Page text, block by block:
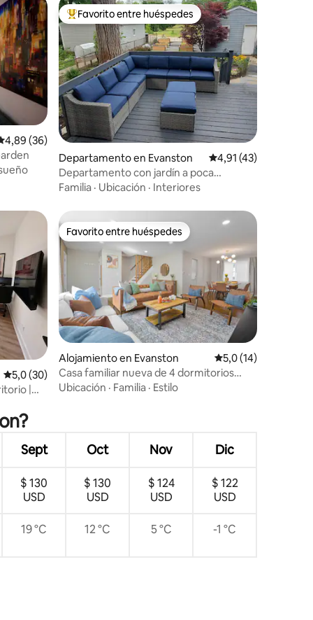
promedio: 4,89 de 5. 36 evaluaciones
4,89 (36)
Favorito entre los huéspedes más destacados
Favorito entre huéspedes
Departamento en Evanston Calificación
4,91 (43)
Departamento con jardín a poca
distancia de Northwestern
Familia · Ubicación · Interiores
Calificación promedio: 5,0 de 5. 30 evaluaciones
5,0 (30)
|
Favorito entre huéspedes
Favorito entre huéspedes
Alojamiento en Evanston Calificación
5,0 (14)
Casa familiar nueva de 4 dormitorios
cerca de Northwestern +
Ubicación · Familia · Estilo
Sept Oct Nov Dic
$ 130
USD
$ 130
USD
$ 124
USD
$ 122
USD
19 °C 12 °C 5 °C -1 °C